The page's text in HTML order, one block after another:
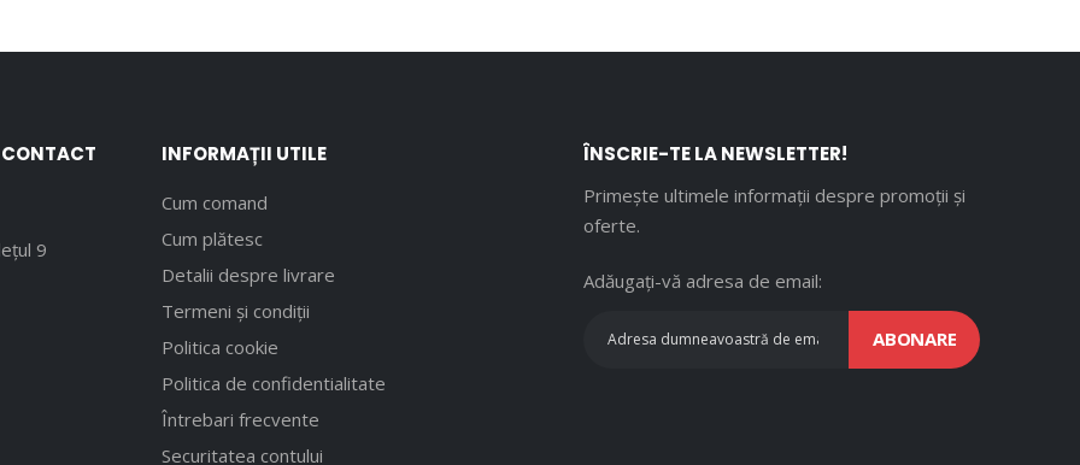
9
INFORMAȚII UTILE
Cum comand
Cum plătesc
Detalii despre livrare
Termeni și condiții
Politica cookie
Politica de confidentialitate
Întrebari frecvente
Securitatea contului
ÎNSCRIE-TE LA NEWSLETTER!
Primește ultimele informații despre promoții și
oferte.
Adăugați-vă adresa de email:
ABONARE